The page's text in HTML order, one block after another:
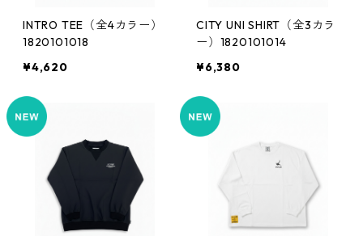
INTRO TEE（全4カラー）
1820101018
¥4,620
CITY UNI SHIRT（全3カラ
ー）1820101014
¥6,380